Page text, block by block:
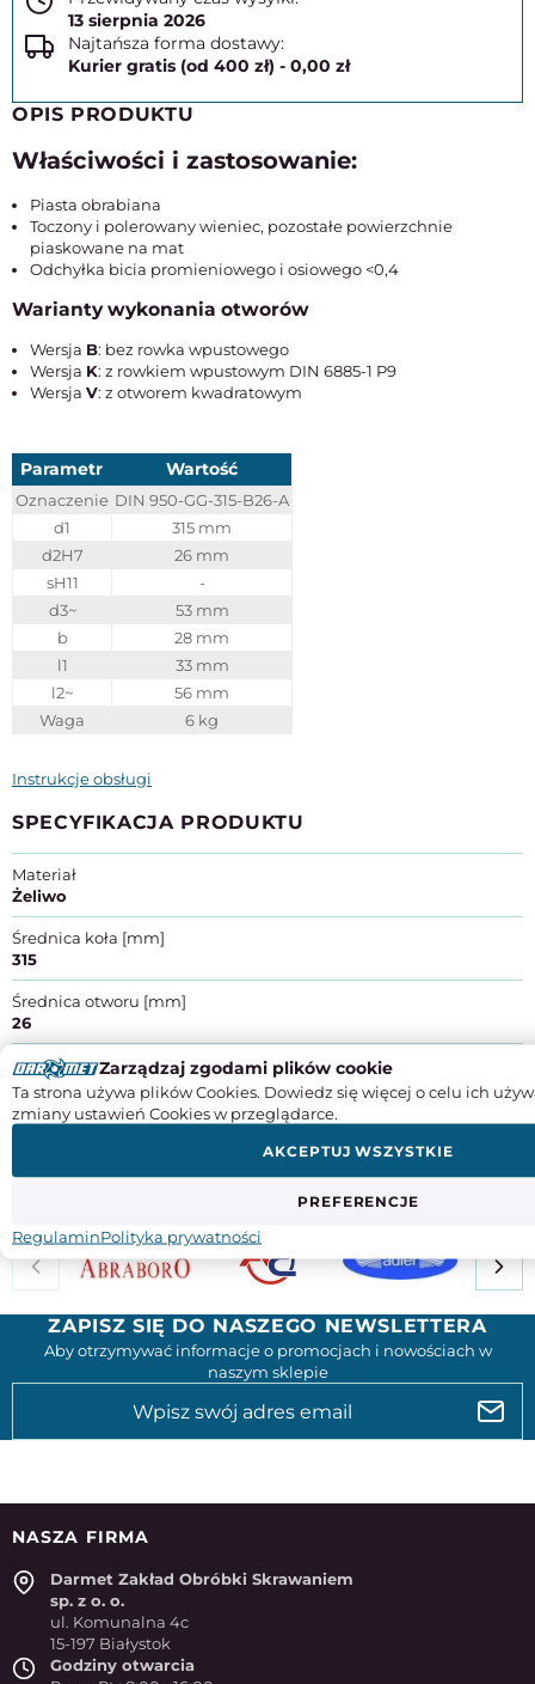
13 sierpnia 2026
Najtańsza forma dostawy:
Kurier gratis (od 400 zł) - 0,00 zł
OPIS PRODUKTU
Właściwości i zastosowanie:
Piasta obrabiana
Toczony i polerowany wieniec, pozostałe powierzchnie
piaskowane na mat
Odchyłka bicia promieniowego i osiowego <0,4
Warianty wykonania otworów
Wersja B: bez rowka wpustowego
Wersja K: z rowkiem wpustowym DIN 6885-1 P9
Wersja V: z otworem kwadratowym
Parametr Wartość
Oznaczenie DIN 950-GG-315-B26-A
d1
315 mm
d2H7
26 mm
sH11
-
d3~
53 mm
b
28 mm
l1
33 mm
l2~
56 mm
Waga
6 kg
Instrukcje obsługi
SPECYFIKACJA PRODUKTU
Materiał
Żeliwo
Średnica koła [mm]
315
Średnica otworu [mm]
26
Producent
Adres: ul. Słoneczna 42a, Stara Iwiczna | 05-500 Piaseczno
Kraj pochodzenia: Polska
Kontakt: +48 22 737 70 47, egp@elesa-ganter.com.pl
ZAPISZ SIĘ DO NASZEGO NEWSLETTERA
Aby otrzymywać informacje o promocjach i nowościach w
naszym sklepie
NASZA FIRMA
Darmet Zakład Obróbki Skrawaniem
sp. z o. o.
ul. Komunalna 4c
15-197 Białystok
Godziny otwarcia
Zarządzaj zgodami plików cookie
Ta strona używa plików Cookies. Dowiedz się więcej o celu ich
zmiany ustawień Cookies w przeglądarce.
PREFERENCJE
AKCEPTUJ WSZYSTKIE
RegulaminPolityka prywatności